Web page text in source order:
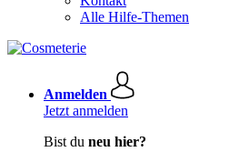
Alle Hilfe-Themen
Anmelden
Jetzt anmelden
Bist du neu hier?